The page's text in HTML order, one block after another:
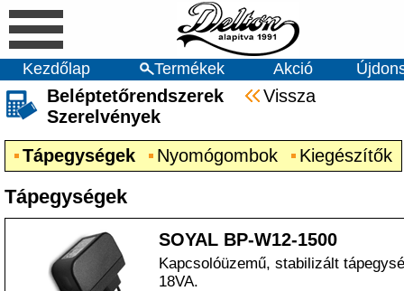
Kezdőlap Termékek Akció
Beléptetőrendszerek
Vissza
Szerelvények
Tápegységek
Nyomógombok Kiegészítők
Tápegységek
SOYAL BP-W12-1500
Kapcsolóüzemű, stabilizált
18VA.